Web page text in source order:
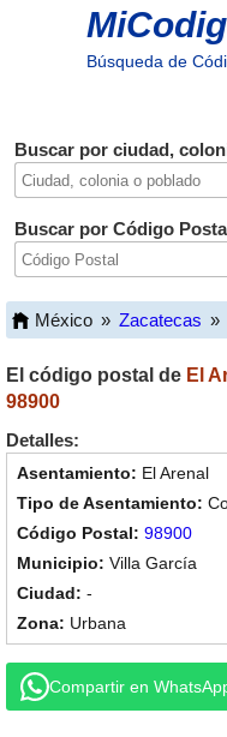
Búsqueda de
Buscar por ciudad,
Buscar por Código
México » Zacatecas »
El código postal de El
98900
Detalles:
El Arenal
98900
Villa García
-
Urbana
Compartir en